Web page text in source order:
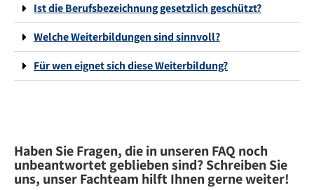
Ist die Berufsbezeichnung gesetzlich geschützt?
Welche Weiterbildungen sind sinnvoll?
Für wen eignet sich diese Weiterbildung?
Haben Sie Fragen, die in unseren FAQ noch
unbeantwortet geblieben sind? Schreiben Sie
uns, unser Fachteam hilft Ihnen gerne weiter!